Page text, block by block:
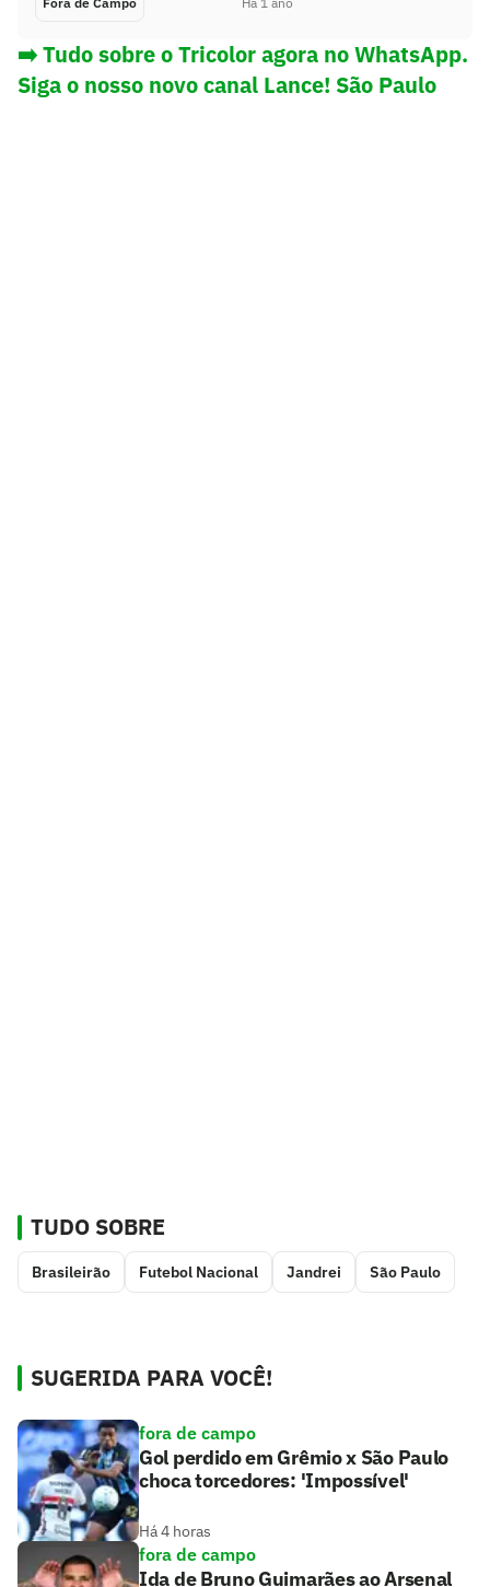
➡️ Tudo sobre o Tricolor agora no WhatsApp.
Siga o nosso novo canal Lance! São Paulo
TUDO SOBRE
Brasileirão Futebol Nacional Jandrei São Paulo
SUGERIDA PARA VOCÊ!
fora de campo
Gol perdido em Grêmio x São Paulo
choca torcedores: 'Impossível'
Há 4 horas
fora de campo
Ida de Bruno Guimarães ao Arsenal